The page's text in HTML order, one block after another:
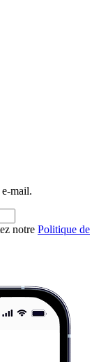
mail.
notre Politique de